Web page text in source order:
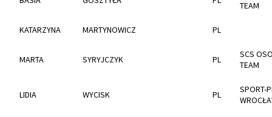
TEAM
KATARZYNA MARTYNOWICZ PL
MARTA SYRYJCZYK PL
SCS
TEAM
LIDIA WYCISK PL
SPORT-